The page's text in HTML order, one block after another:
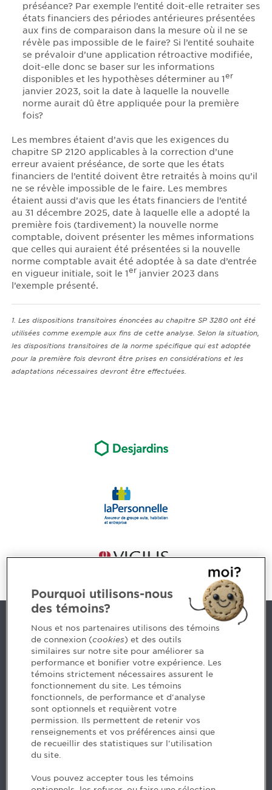
préséance? Par exemple l’entité doit-elle retraiter ses
états financiers des périodes antérieures présentées
aux fins de comparaison dans la mesure où il ne se
révèle pas impossible de le faire? Si l’entité souhaite
se prévaloir d’une application rétroactive modifiée,
doit-elle donc se baser sur les informations
disponibles et les hypothèses déterminer au 1er
janvier 2023, soit la date à laquelle la nouvelle
norme aurait dû être appliquée pour la première
fois?
Les membres étaient d’avis que les exigences du
chapitre SP 2120 applicables à la correction d’une
erreur avaient préséance, de sorte que les états
financiers de l’entité doivent être retraités à moins qu’il
ne se révèle impossible de le faire. Les membres
étaient aussi d’avis que les états financiers de l’entité
au 31 décembre 2025, date à laquelle elle a adopté la
première fois (tardivement) la nouvelle norme
comptable, doivent présenter les mêmes informations
que celles qui auraient été présentées si la nouvelle
norme comptable avait été adoptée à sa date d’entrée
en vigueur initiale, soit le 1er janvier 2023 dans
l’exemple présenté.
1. Les dispositions transitoires énoncées au chapitre SP 3280 ont été
utilisées comme exemple aux fins de cette analyse. Selon la situation,
les dispositions transitoires de la norme spécifique qui est adoptée
pour la première fois devront être prises en considérations et les
adaptations nécessaires devront être effectuées.
Nous joindre
5, Place Ville Marie, bureau 800, Montréal (Québec)
H3B 2G2
www.cpaquebec.ca
Des questions? Faites appel à notre équipe >
Envie de mettre de l’Ordre dans votre carrière? Voyez
les postes disponibles >
Facebook - Devenir CPA
Pourquoi utilisons-nous
des témoins?
Nous et nos partenaires utilisons des témoins
de connexion (cookies) et des outils
similaires sur notre site pour améliorer sa
performance et bonifier votre expérience. Les
témoins strictement nécessaires assurent le
fonctionnement du site. Les témoins
fonctionnels, de performance et d'analyse
sont optionnels et requièrent votre
permission. Ils permettent de retenir vos
renseignements et vos préférences ainsi que
de recueillir des statistiques sur l'utilisation
du site.
Vous pouvez accepter tous les témoins